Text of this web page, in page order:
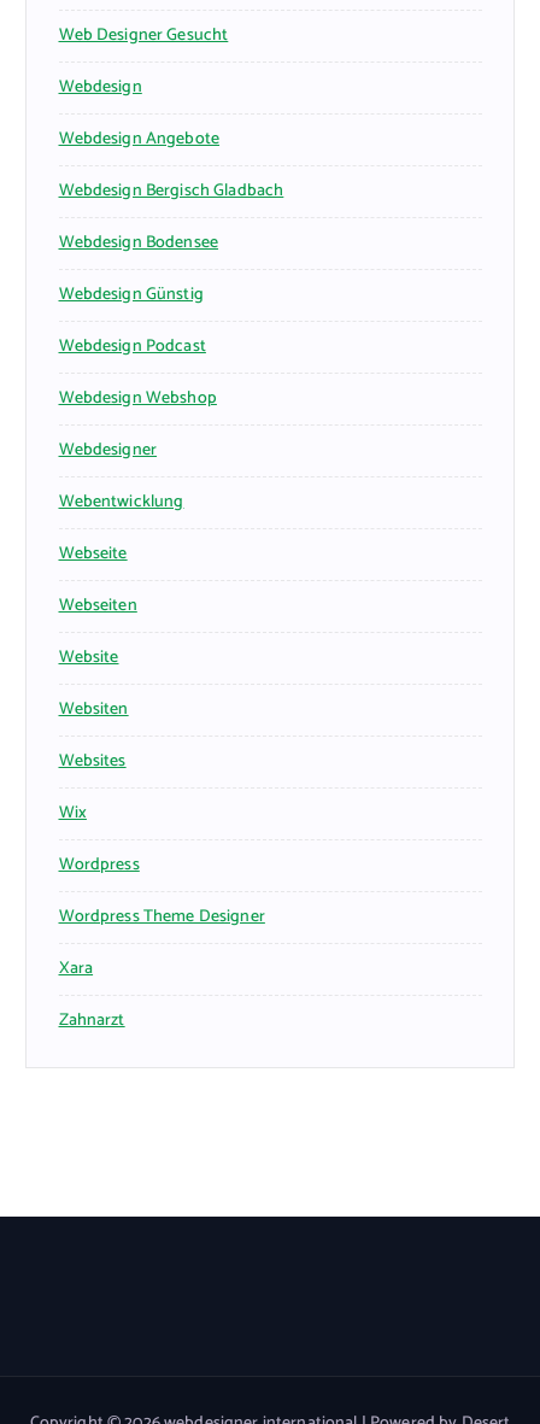
Web Designer Gesucht
Webdesign
Webdesign Angebote
Webdesign Bergisch Gladbach
Webdesign Bodensee
Webdesign Günstig
Webdesign Podcast
Webdesign Webshop
Webdesigner
Webentwicklung
Webseite
Webseiten
Website
Websiten
Websites
Wix
Wordpress
Wordpress Theme Designer
Xara
Zahnarzt